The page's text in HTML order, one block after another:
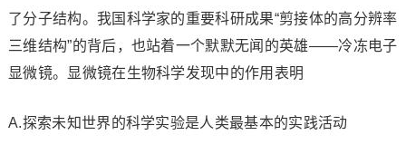
了分子结构。我国科学家的重要科研成果“剪接体的高分辨率
三维结构”的背后，也站着一个默默无闻的英雄——冷冻电子
显微镜。显微镜在生物科学发现中的作用表明
A.探索未知世界的科学实验是人类最基本的实践活动